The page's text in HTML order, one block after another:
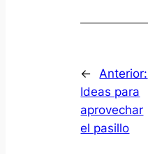
←
Anterior:
Ideas para
aprovechar
el pasillo